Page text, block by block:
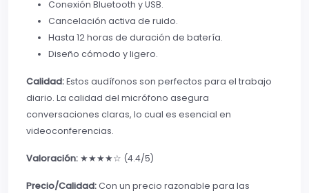
Conexión Bluetooth y USB.
Cancelación activa de ruido.
Hasta 12 horas de duración de batería.
Diseño cómodo y ligero.
Calidad:Estos audífonos son perfectos para el trabajo
diario. La calidad del micrófono asegura
conversaciones claras, lo cual es esencial en
videoconferencias.
Valoración: ★★★★☆ (4.4/5)
Precio/Calidad:Con un precio razonable para las